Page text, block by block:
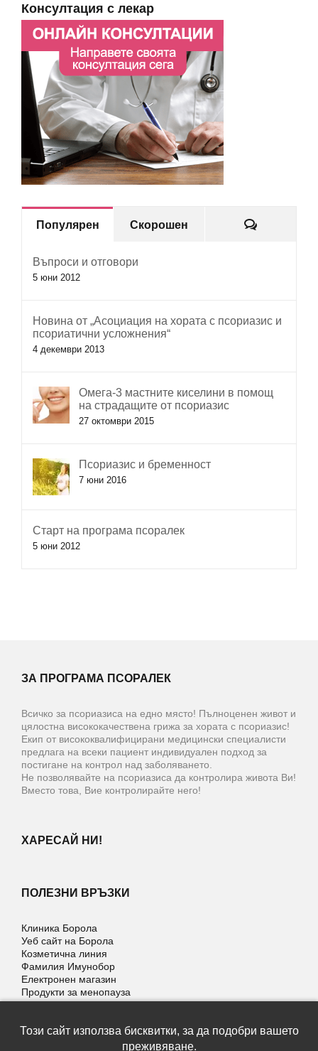
Консултация с лекар
Популярен Скорошен Коментари
Въпроси и отговори
5 юни 2012
Новина от „Асоциация на хората с псориазис и
псориатични усложнения“
4 декември 2013
Омега-3 мастните киселини в помощ
на страдащите от псориазис
27 октомври 2015
Псориазис и бременност
7 юни 2016
Старт на програма псоралек
5 юни 2012
ЗА ПРОГРАМА ПСОРАЛЕК
Всичко за псориазиса на едно място! Пълноценен живот и
цялостна висококачествена грижа за хората с псориазис!
Екип от висококвалифицирани медицински специалисти
предлага на всеки пациент индивидуален подход за
постигане на контрол над заболяването.
Не позволявайте на псориазиса да контролира живота Ви!
Вместо това, Вие контролирайте него!
ХАРЕСАЙ НИ!
ПОЛЕЗНИ ВРЪЗКИ
Клиника Борола
Уеб сайт на Борола
Козметична линия
Фамилия Имунобор
Електронен магазин
Продукти за менопауза
Този сайт използва бисквитки, за да подобри вашето
преживяване.